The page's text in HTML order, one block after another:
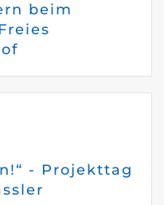
beim
- Projekttag